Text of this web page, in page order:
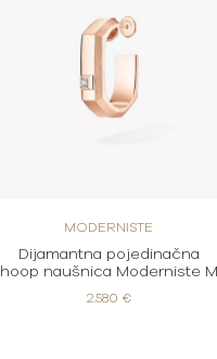
MODERNISTE
Dijamantna pojedinačna
hoop naušnica Moderniste M
2.580 €